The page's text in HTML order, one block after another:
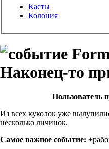
Касты
Колония
Наконец-то
Пользователь
Из всех куколок уже
несколько личинок.
Самое важное событие: